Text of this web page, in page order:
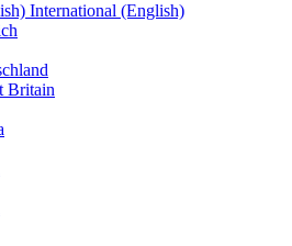
International (English)
Britain